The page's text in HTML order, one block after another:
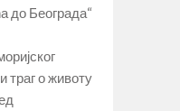
до Београда“
траг о животу